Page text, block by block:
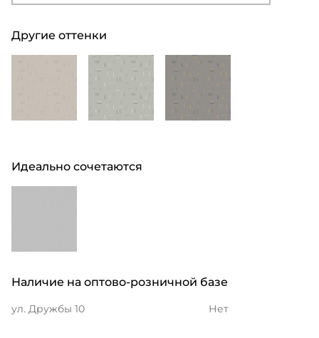
Другие оттенки
Идеально сочетаются
Наличие на оптово-розничной базе
ул. Дружбы 10 Нет